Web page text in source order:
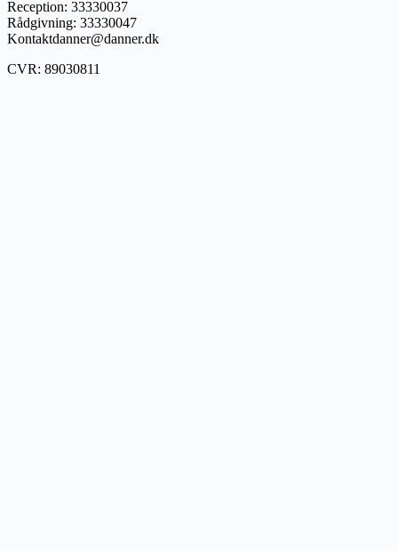
Reception: 33330037
Rådgivning: 33330047
Kontaktdanner@danner.dk
CVR: 89030811